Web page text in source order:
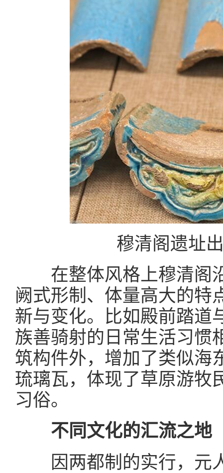
穆清阁遗址
在整体风格上穆清阁
阙式形制、体量高大的特
新与变化。比如殿前踏道
族善骑射的日常生活习惯
筑构件外，增加了类似海
琉璃瓦，体现了草原游牧
习俗。
不同文化的汇流之地
因两都制的实行，元